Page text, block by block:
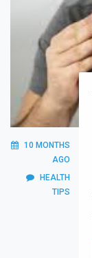
10 MONTHS
AGO
HEALTH
TIPS